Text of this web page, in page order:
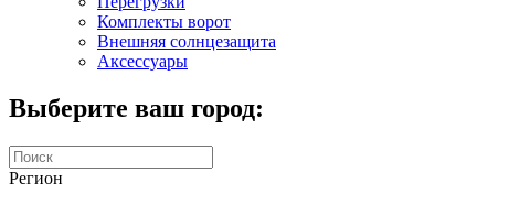
Комплекты ворот
Внешняя солнцезащита
Аксессуары
Выберите ваш город:
Регион